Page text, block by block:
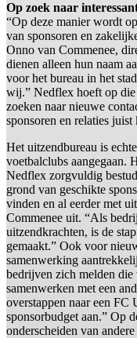
Op zoek naar
“Op deze manier wordt
van sponsoren en
Onno van Commenee,
dienen alleen hun naam
voor het bureau in het
wij.” Nedflex hoeft op
zoeken naar nieuwe
sponsoren en relaties juist
Het uitzendbureau is
voetbalclubs aangegaan.
Nedflex zorgvuldig
grond van geschikte
vinden en al eerder met
Commenee uit. “Als
uitzendkrachten, is de
gemaakt.” Ook voor
samenwerking
bedrijven zich melden die
samenwerken met een
overstappen naar een FC
sponsorbudget aan.” Op
onderscheiden van